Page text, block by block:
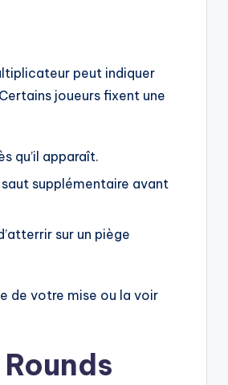
peut indiquer
joueurs fixent une
qu’il apparaît.
saut supplémentaire avant
sur un piège
de votre mise ou la voir